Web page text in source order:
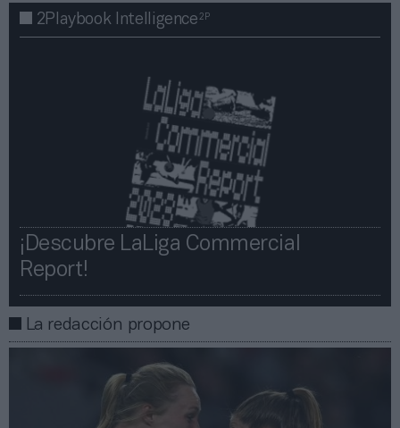
2Playbook Intelligence2P
¡Descubre LaLiga Commercial
Report!​​
La redacción propone